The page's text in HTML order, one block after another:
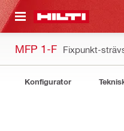
GÅ TILL HUVUDSIDAN
MFP 1-F Fixpunkt-
Konfigurator